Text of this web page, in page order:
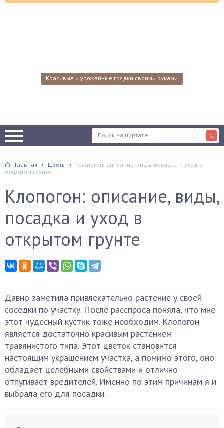
Красивые и урожайные грядки своими руками
Главная Цветы
Клопогон: описание, виды, посадка и уход в
открытом грунте
Клопогон: описание, виды,
посадка и уход в
открытом грунте
Давно заметила привлекательно растение у своей
соседки по участку. После расспроса поняла, что мне
этот чудесный кустик тоже необходим. Клопогон
является достаточно красивым растением
травянистого типа. Этот цветок становится
настоящим украшением участка, а помимо этого, оно
обладает целебными свойствами и отлично
отпугивает вредителей. Именно по этим причинам я и
выбрала его для посадки.